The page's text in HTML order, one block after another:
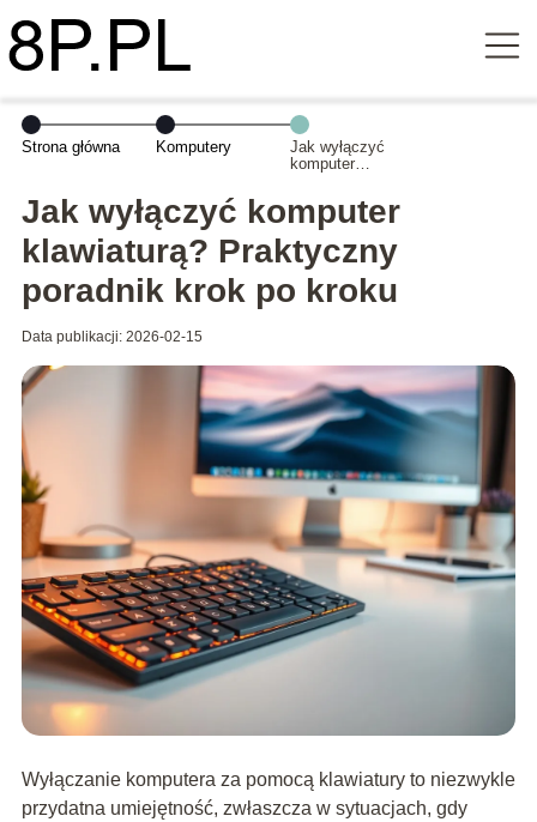
Strona główna Komputery
Jak wyłączyć
komputer
Praktyczny
poradnik krok po
kroku
Jak wyłączyć komputer
klawiaturą? Praktyczny
poradnik krok po kroku
Data publikacji: 2026-02-15
Wyłączanie komputera za pomocą klawiatury to niezwykle
przydatna umiejętność, zwłaszcza w sytuacjach, gdy